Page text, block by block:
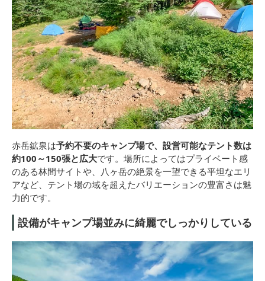
赤岳鉱泉は予約不要のキャンプ場で、設営可能なテント数は
約100～150張と広大です。場所によってはプライベート感
のある林間サイトや、八ヶ岳の絶景を一望できる平坦なエリ
アなど、テント場の域を超えたバリエーションの豊富さは魅
力的です。
設備がキャンプ場並みに綺麗でしっかりしている